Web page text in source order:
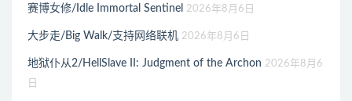
赛博女修/Idle Immortal Sentinel 2026年8月6日
大步走/Big Walk/支持网络联机 2026年8月6日
地狱仆从2/HellSlave II: Judgment of the Archon 2026年8月6
日